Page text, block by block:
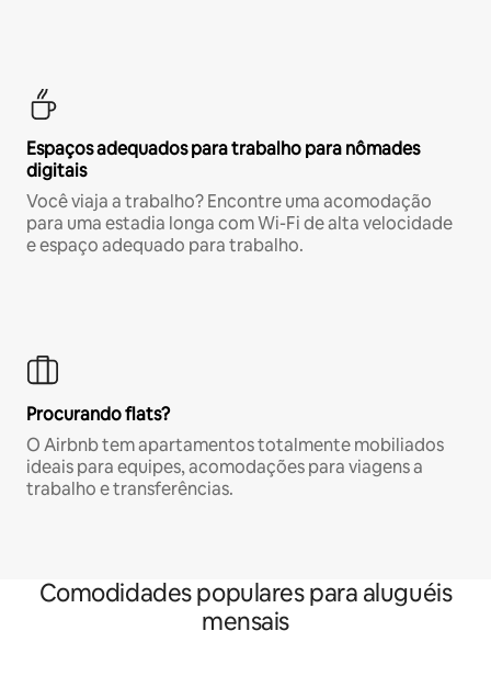
Espaços adequados para trabalho para nômades
digitais
Você viaja a trabalho? Encontre uma acomodação
para uma estadia longa com Wi-Fi de alta velocidade
e espaço adequado para trabalho.
Procurando flats?
O Airbnb tem apartamentos totalmente mobiliados
ideais para equipes, acomodações para viagens a
trabalho e transferências.
Comodidades populares para aluguéis
mensais